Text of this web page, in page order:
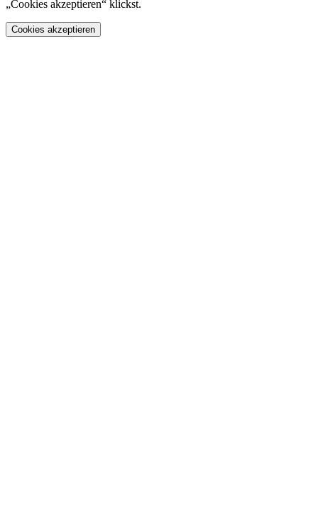
„Cookies akzeptieren“ klickst.
Cookies akzeptieren